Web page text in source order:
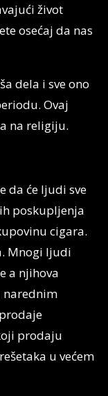
život
osećaj da nas
dela i sve ono
Ovaj
na religiju.
da će ljudi sve
poskupljenja
cigara.
Mnogi ljudi
a njihova
narednim
prodaju
u većem